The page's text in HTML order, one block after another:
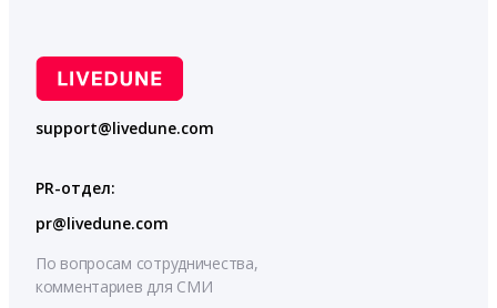
support@livedune.com
PR-отдел:
pr@livedune.com
По вопросам сотрудничества,
комментариев для СМИ